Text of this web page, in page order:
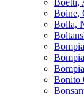
Boine,
Bolla,
Bonito